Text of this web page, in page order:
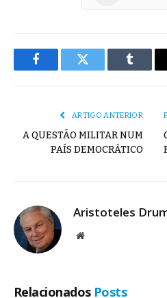
FacebookTwitter Tumblr
ARTIGO ANTERIOR
A QUESTÃO MILITAR NUM
PAÍS DEMOCRÁTICO
Aristoteles
Site
Relacionados Posts